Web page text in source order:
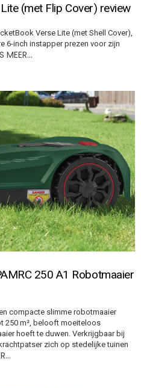
(met Flip Cover) review
Verse Lite (met Shell Cover),
6-inch instapper prezen voor zijn
MEER…
250 A1 Robotmaaier
compacte slimme robotmaaier
250 m², belooft moeiteloos
hoeft te duwen. Verkrijgbaar bij
zich op stedelijke tuinen